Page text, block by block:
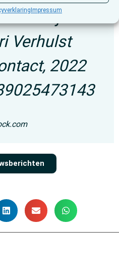
Impressum
en zijn
Verhulst
2022